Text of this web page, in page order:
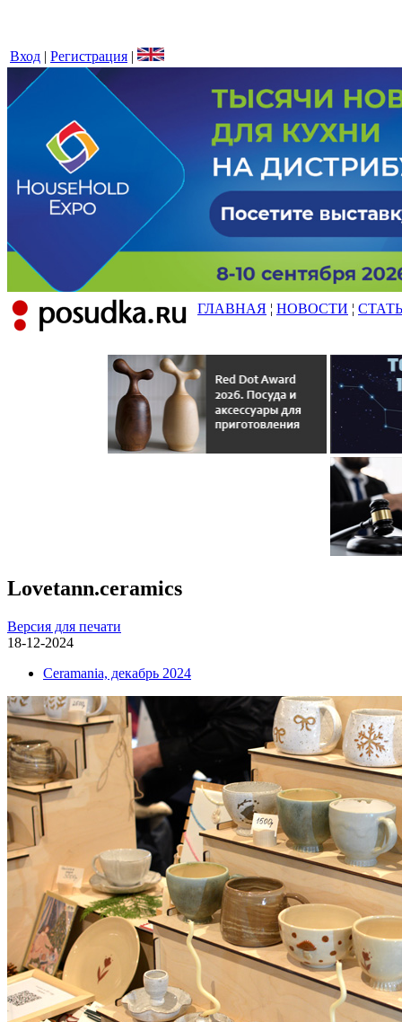
Вход | Регистрация |
ГЛАВНАЯ ¦ НОВОСТИ ¦
Lovetann.ceramics
Версия для печати
18-12-2024
Ceramania, декабрь 2024